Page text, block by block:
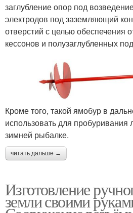
заглубление опор под
электродов под заземляющий
отверстий с целью обеспечения
кессонов и полузаглубленных
Кроме того, такой ямобур в
использовать для пробуривания
зимней рыбалке.
читать дальше →
Изготовление
земли своими